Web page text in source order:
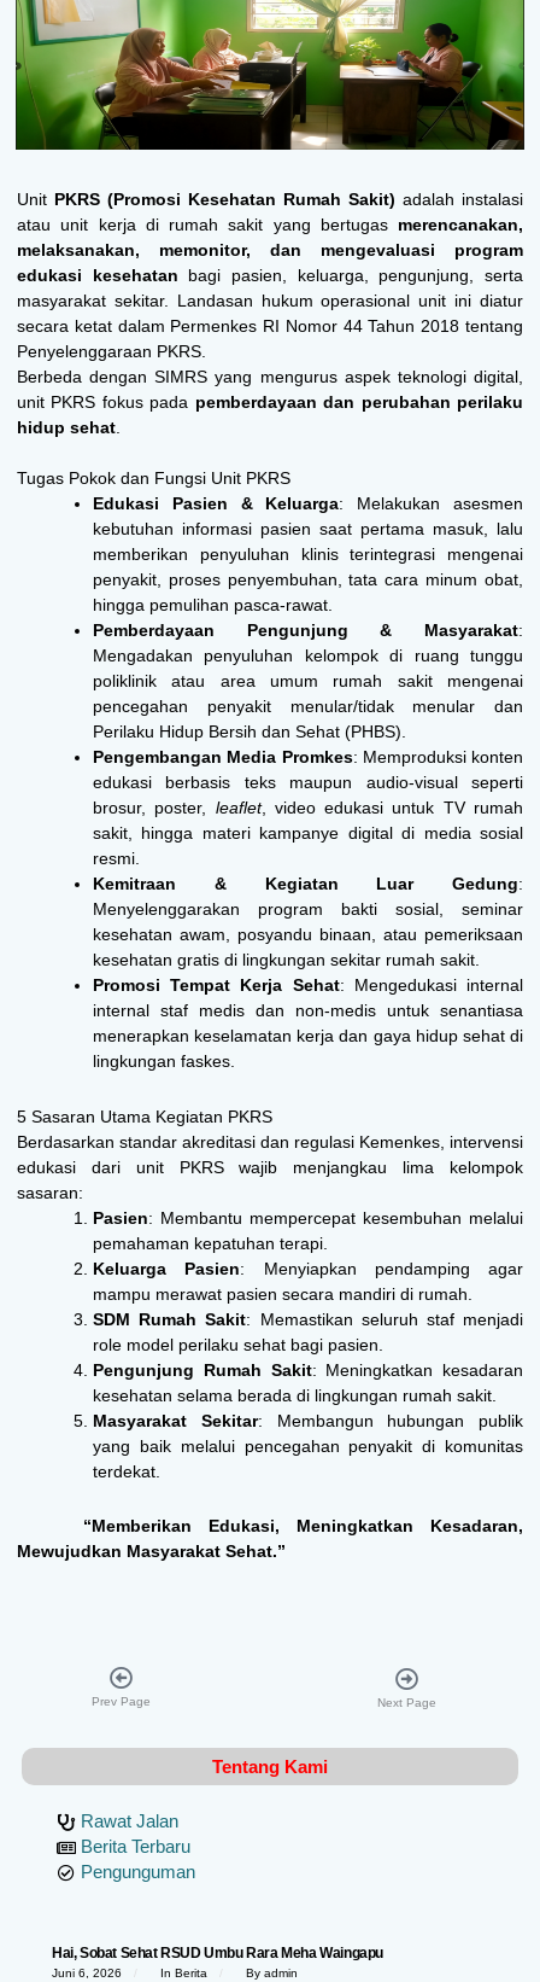
Unit PKRS (Promosi Kesehatan Rumah Sakit) adalah instalasi
atau unit kerja di rumah sakit yang bertugas merencanakan,
melaksanakan, memonitor, dan mengevaluasi program
edukasi kesehatan bagi pasien, keluarga, pengunjung, serta
masyarakat sekitar. Landasan hukum operasional unit ini diatur
secara ketat dalam Permenkes RI Nomor 44 Tahun 2018 tentang
Penyelenggaraan PKRS
Berbeda dengan SIMRS yang mengurus aspek teknologi digital,
unit PKRS fokus pada pemberdayaan dan perubahan perilaku
hidup sehat
Tugas Pokok dan Fungsi Unit PKRS
Edukasi Pasien & Keluarga: Melakukan asesmen
kebutuhan informasi pasien saat pertama masuk, lalu
memberikan penyuluhan klinis terintegrasi mengenai
penyakit, proses penyembuhan, tata cara minum obat,
hingga pemulihan pasca-rawat.
Pemberdayaan Pengunjung & Masyarakat:
Mengadakan penyuluhan kelompok di ruang tunggu
poliklinik atau area umum rumah sakit mengenai
pencegahan penyakit menular/tidak menular dan
Perilaku Hidup Bersih dan Sehat (PHBS).
Pengembangan Media Promkes: Memproduksi konten
edukasi berbasis teks maupun audio-visual seperti
brosur, poster, leaflet, video edukasi untuk TV rumah
sakit, hingga materi kampanye digital di media sosial
resmi.
Kemitraan & Kegiatan Luar Gedung:
Menyelenggarakan program bakti sosial, seminar
kesehatan awam, posyandu binaan, atau pemeriksaan
kesehatan gratis di lingkungan sekitar rumah sakit.
Promosi Tempat Kerja Sehat: Mengedukasi internal
internal staf medis dan non-medis untuk senantiasa
menerapkan keselamatan kerja dan gaya hidup sehat di
lingkungan faskes.
5 Sasaran Utama Kegiatan PKRS
Berdasarkan standar akreditasi dan regulasi Kemenkes, intervensi
edukasi dari unit PKRS wajib menjangkau lima kelompok
sasaran:
Pasien: Membantu mempercepat kesembuhan melalui
pemahaman kepatuhan terapi.
Keluarga Pasien: Menyiapkan pendamping agar
mampu merawat pasien secara mandiri di rumah.
SDM Rumah Sakit: Memastikan seluruh staf menjadi
role model perilaku sehat bagi pasien.
Pengunjung Rumah Sakit: Meningkatkan kesadaran
kesehatan selama berada di lingkungan rumah sakit.
Masyarakat Sekitar: Membangun hubungan publik
yang baik melalui pencegahan penyakit di komunitas
terdekat.
“Memberikan Edukasi, Meningkatkan Kesadaran,
Mewujudkan Masyarakat Sehat.”
Prev Page Next Page
Tentang Kami
Rawat Jalan
Berita Terbaru
Pengunguman
Hai, Sobat Sehat RSUD Umbu Rara Meha Waingapu
Juni 6, 2026 In Berita By admin